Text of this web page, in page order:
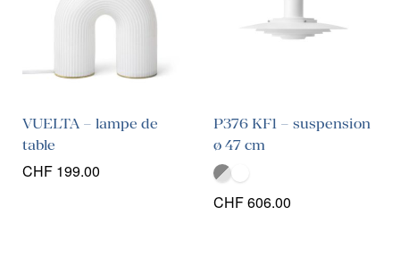
VUELTA – lampe de
table
CHF 199.00
P376 KF1 – suspension
ø 47 cm
CHF606.00